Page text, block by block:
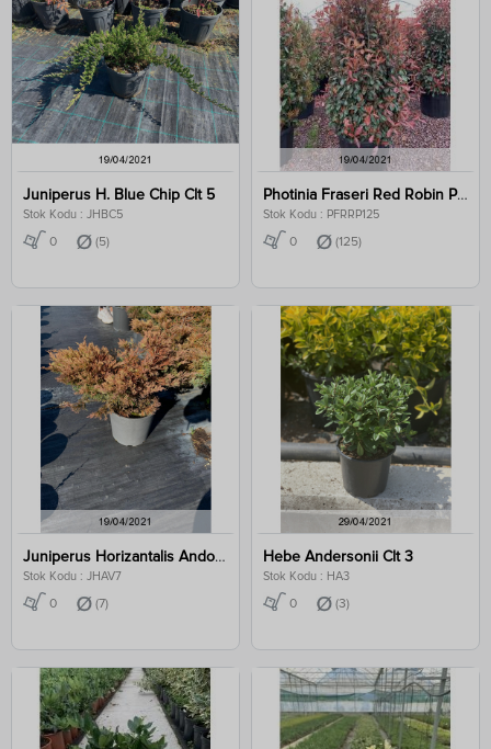
Juniperus H. Blue Chip Clt 5
Stok Kodu : JHBC5
0 (5)
Photinia Fraseri Red Robin Pyramidalis Clt 125
Stok Kodu : PFRRP125
0 (125)
Juniperus Horizantalis Andorra Variegata Clt 7
Stok Kodu : JHAV7
0 (7)
Hebe Andersonii Clt 3
Stok Kodu : HA3
0 (3)